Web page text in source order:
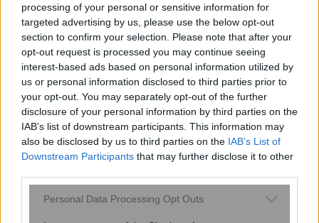
processing of your personal or sensitive information for
targeted advertising by us, please use the below opt-out
section to confirm your selection. Please note that after your
opt-out request is processed you may continue seeing
interest-based ads based on personal information utilized by
us or personal information disclosed to third parties prior to
your opt-out. You may separately opt-out of the further
disclosure of your personal information by third parties on the
IAB’s list of downstream participants. This information may
also be disclosed by us to third parties on the IAB’s List of
Downstream Participants that may further disclose it to other
Please note that this website/app uses one or more Google
Personal Data Processing Opt Outs
Πινακίδες κυκλοφορίας: Τέλος στις
χρονοβόρες διαδικασίες – «Έρχεται»
ανοικτό, ψηφιακό σύστημα
παραγγελίας και κατασκευής